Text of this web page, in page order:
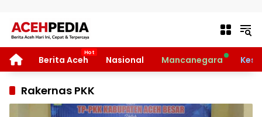
HOMEBerita Aceh Nasional Mancanegara
Rakernas PKK